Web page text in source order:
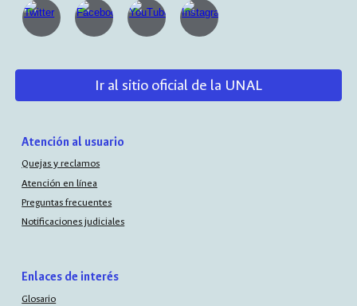
Ir al sitio oficial de la UNAL
Atención al usuario
Quejas y reclamos
Atención en línea
Preguntas frecuentes
Notificaciones judiciales
Enlaces de interés
Glosario